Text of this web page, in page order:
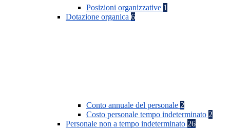
Posizioni organizzative 1
Dotazione organica 6
Conto annuale del personale 2
Costo personale tempo indeterminato 2
Personale non a tempo indeterminato 26